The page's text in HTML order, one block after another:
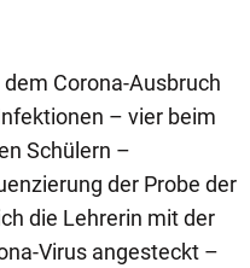
Corona-Ausbruch
– vier beim
Schülern –
der Probe der
die Lehrerin mit der
Virus angesteckt –